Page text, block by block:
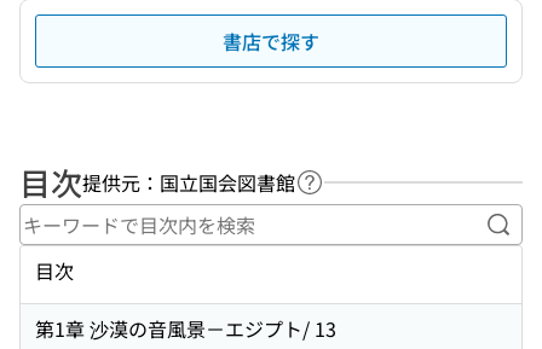
書店で探す
目次提供元：国立国会図書館 ヘルプページへのリンク
キ
目次
第1章 沙漠の音風景－エジプト/ 13